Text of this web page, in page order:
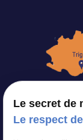
Le secret de
Le respect